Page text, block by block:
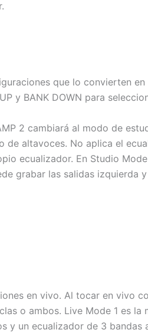
que lo convierten
y BANK DOWN para
2 cambiará al modo de
altavoces. No aplica el
ecualizador. En Studio
grabar las salidas izquierda
en vivo. Al tocar en vivo
o ambos. Live Mode 1 es
y un ecualizador de 3 bandas